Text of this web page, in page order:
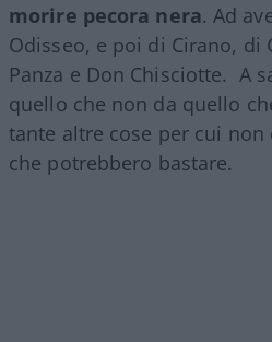
morire pecora nera. Ad
Odisseo, e poi di Cirano, di
Panza e Don Chisciotte. A
quello che non da quello
tante altre cose per cui non
che potrebbero bastare.